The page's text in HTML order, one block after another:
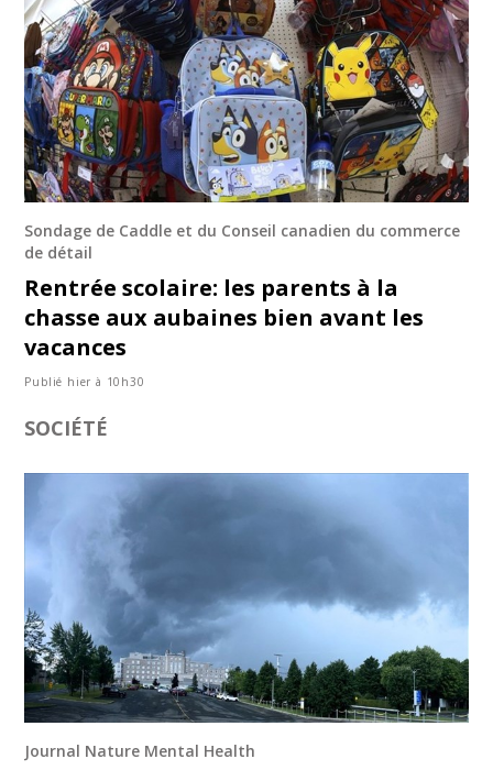
Sondage de Caddle et du Conseil canadien du commerce
de détail
Rentrée scolaire: les parents à la
chasse aux aubaines bien avant les
vacances
Publié hier à 10h30
SOCIÉTÉ
Journal Nature Mental Health